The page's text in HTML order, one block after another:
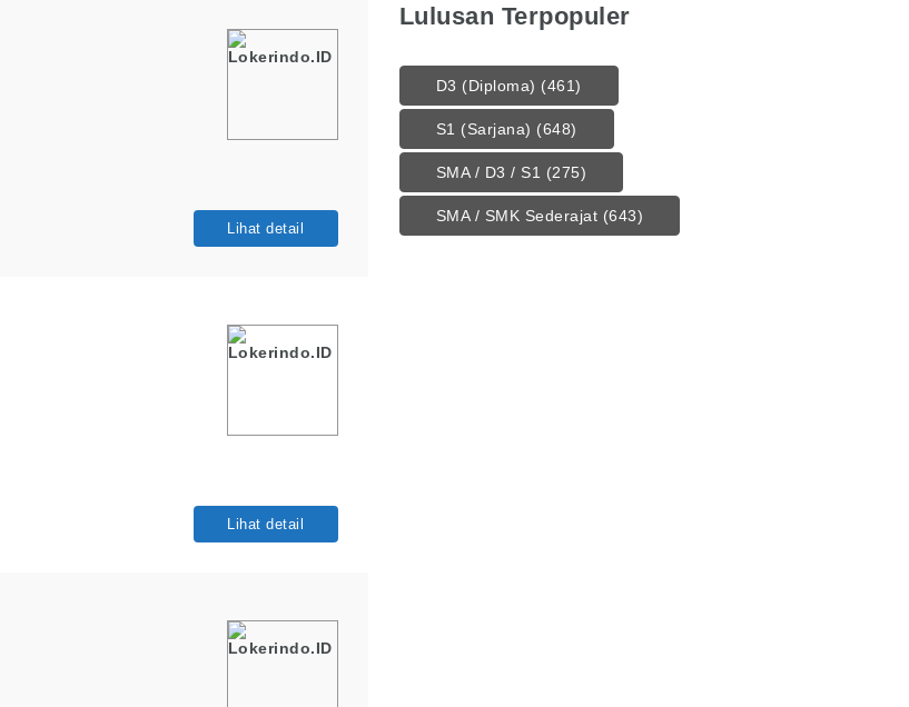
Lihat detail
Lihat detail
Lulusan Terpopuler
D3 (Diploma) (461)
S1 (Sarjana) (648)
SMA / D3 / S1 (275)
SMA / SMK Sederajat (643)